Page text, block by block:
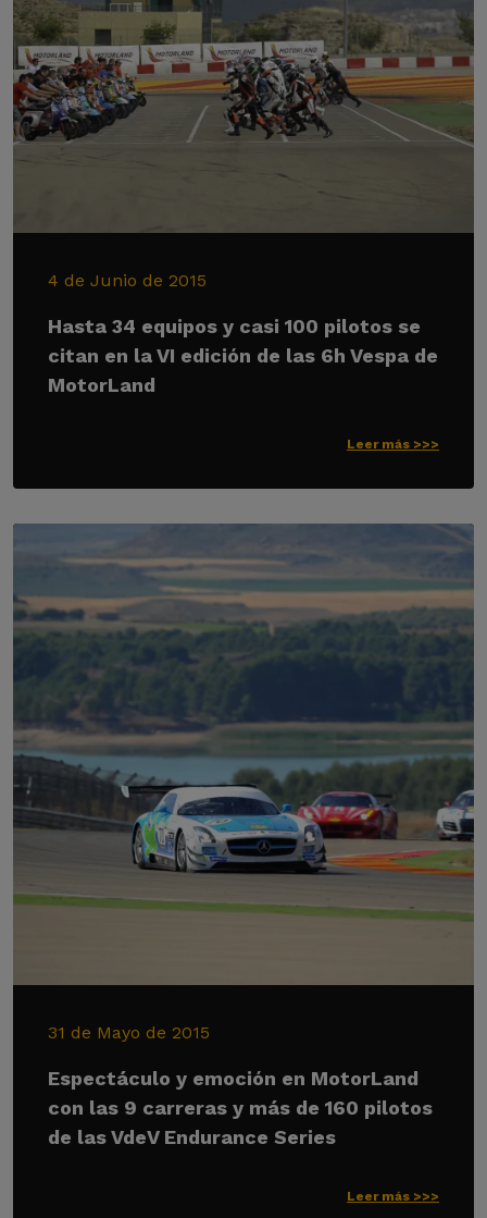
4 de Junio de 2015
Hasta 34 equipos y casi 100 pilotos se
citan en la VI edición de las 6h Vespa de
MotorLand
Leer más >>>
31 de Mayo de 2015
Espectáculo y emoción en MotorLand
con las 9 carreras y más de 160 pilotos
de las VdeV Endurance Series
Leer más >>>